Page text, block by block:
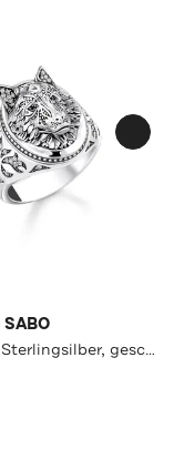
SABO
Ring 925 Sterlingsilber, geschwärzt silberfarben,weiß,schwarz